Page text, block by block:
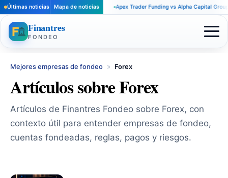
Últimas noticias Mapa de noticias Apex Trader Funding vs Alpha Capital
Finantres
FONDEO
Mejores empresas de fondeo » Forex
Artículos sobre Forex
Artículos de Finantres Fondeo sobre Forex, con
contexto útil para entender empresas de fondeo,
cuentas fondeadas, reglas, pagos y riesgos.